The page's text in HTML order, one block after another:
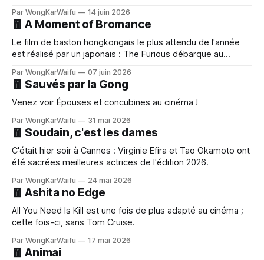
Par WongKarWaifu 14 juin 2026
🧧 A Moment of Bromance
Le film de baston hongkongais le plus attendu de l'année
est réalisé par un japonais : The Furious débarque au
Par WongKarWaifu 07 juin 2026
🧧 Sauvés par la Gong
Venez voir Épouses et concubines au cinéma !
Par WongKarWaifu 31 mai 2026
🧧 Soudain, c'est les dames
C'était hier soir à Cannes : Virginie Efira et Tao Okamoto ont
été sacrées meilleures actrices de l'édition 2026.
Par WongKarWaifu 24 mai 2026
🧧 Ashita no Edge
All You Need Is Kill est une fois de plus adapté au cinéma ;
cette fois-ci, sans Tom Cruise.
Par WongKarWaifu 17 mai 2026
🧧 Animai